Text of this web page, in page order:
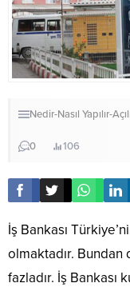
Nedir-Nasıl Yapılır-
0 106
İş Bankası
olmaktadır. Bundan
fazladır. İş Bankası